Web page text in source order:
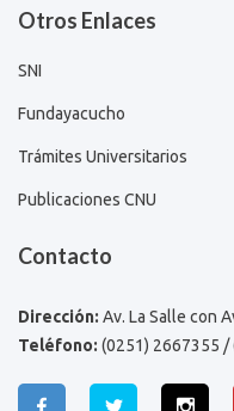
Otros Enlaces
SNI
Fundayacucho
Trámites Universitarios
Publicaciones CNU
Contacto
Dirección: Av. La Salle con
Teléfono: (0251) 2667355 /